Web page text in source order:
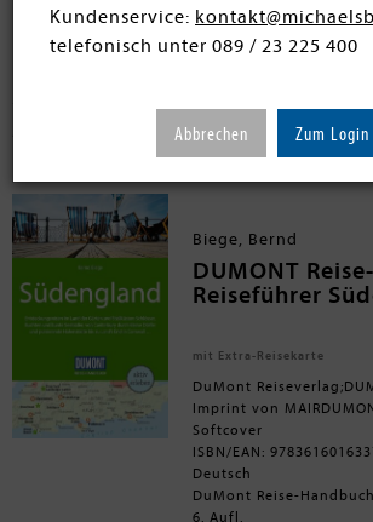
Kundenservice:
telefonisch unter 089 / 23 225 400
Abbrechen Zum Login
Biege, Bernd
DUMONT
Reiseführer
mit Extra-Reisekarte
DuMont
Imprint von
Softcover
ISBN/EAN:
Deutsch
DuMont Reise-
6. Aufl.